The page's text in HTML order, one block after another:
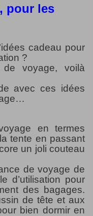
pour les
cadeau pour
?
voyage, voilà
avec ces idées
en termes
tente en passant
un joli couteau
de voyage de
d’utilisation pour
des bagages.
de tête et aux
bien dormir en